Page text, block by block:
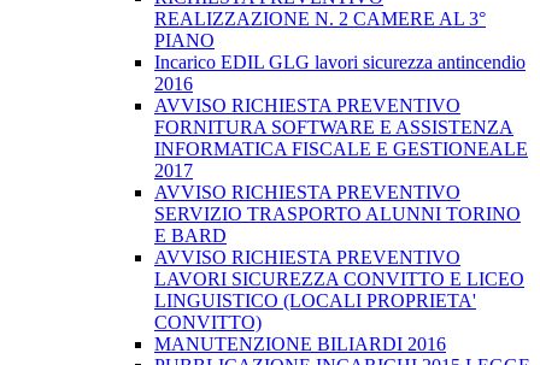
REALIZZAZIONE N. 2 CAMERE AL 3°
PIANO
Incarico EDIL GLG lavori sicurezza antincendio
2016
AVVISO RICHIESTA PREVENTIVO
FORNITURA SOFTWARE E ASSISTENZA
INFORMATICA FISCALE E GESTIONEALE
2017
AVVISO RICHIESTA PREVENTIVO
SERVIZIO TRASPORTO ALUNNI TORINO
E BARD
AVVISO RICHIESTA PREVENTIVO
LAVORI SICUREZZA CONVITTO E LICEO
LINGUISTICO (LOCALI PROPRIETA'
CONVITTO)
MANUTENZIONE BILIARDI 2016